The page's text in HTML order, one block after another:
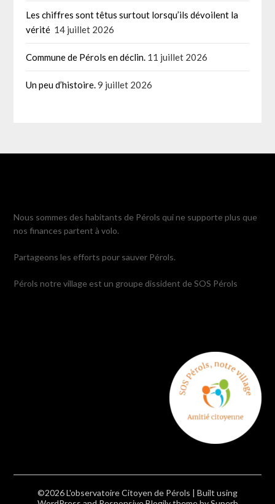
Les chiffres sont têtus surtout lorsqu’ils dévoilent la
vérité 14 juillet 2026
Commune de Pérols en déclin. 11 juillet 2026
Un peu d’histoire.9 juillet 2026
Nous sommes des habitants de Pérols qui ne supporte plus que
nos finances partent à volo.
Partageons les efforts pour sauver Pérols.
Pérols notre village est un groupe dissident de SOS Pérols
©2026 L'observatoire Citoyen de Pérols | Built using